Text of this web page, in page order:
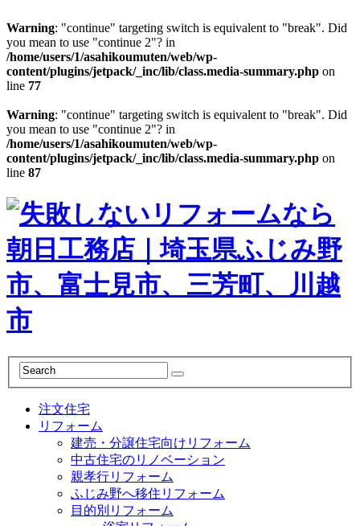
Warning: "continue" targeting switch is equivalent to "break". Did
you mean to use "continue 2"? in
/home/users/1/asahikoumuten/web/wp-
content/plugins/jetpack/_inc/lib/class.media-summary.php on
line 77
Warning: "continue" targeting switch is equivalent to "break". Did
you mean to use "continue 2"? in
/home/users/1/asahikoumuten/web/wp-
content/plugins/jetpack/_inc/lib/class.media-summary.php on
line 87
注文住宅
リフォーム
建売・分譲住宅向けリフォーム
中古住宅のリノベーション
親孝行リフォーム
ふじみ野へ移住リフォーム
目的別リフォーム